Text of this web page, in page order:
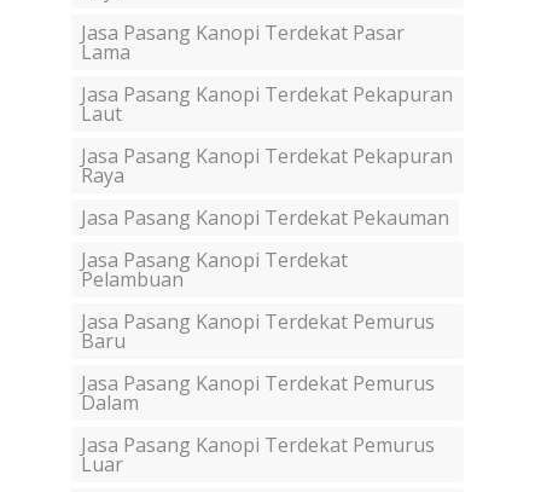
Jasa Pasang Kanopi Terdekat Pasar
Lama
Jasa Pasang Kanopi Terdekat Pekapuran
Laut
Jasa Pasang Kanopi Terdekat Pekapuran
Raya
Jasa Pasang Kanopi Terdekat Pekauman
Jasa Pasang Kanopi Terdekat
Pelambuan
Jasa Pasang Kanopi Terdekat Pemurus
Baru
Jasa Pasang Kanopi Terdekat Pemurus
Dalam
Jasa Pasang Kanopi Terdekat Pemurus
Luar